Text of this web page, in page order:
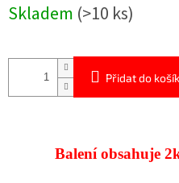
cena:
Skladem (>10 ks)
Přidat do
Balení obsahuje